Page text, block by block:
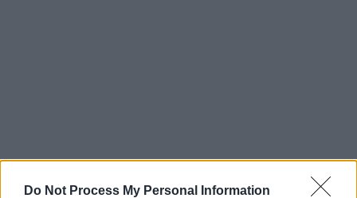
Do Not Process My Personal Information